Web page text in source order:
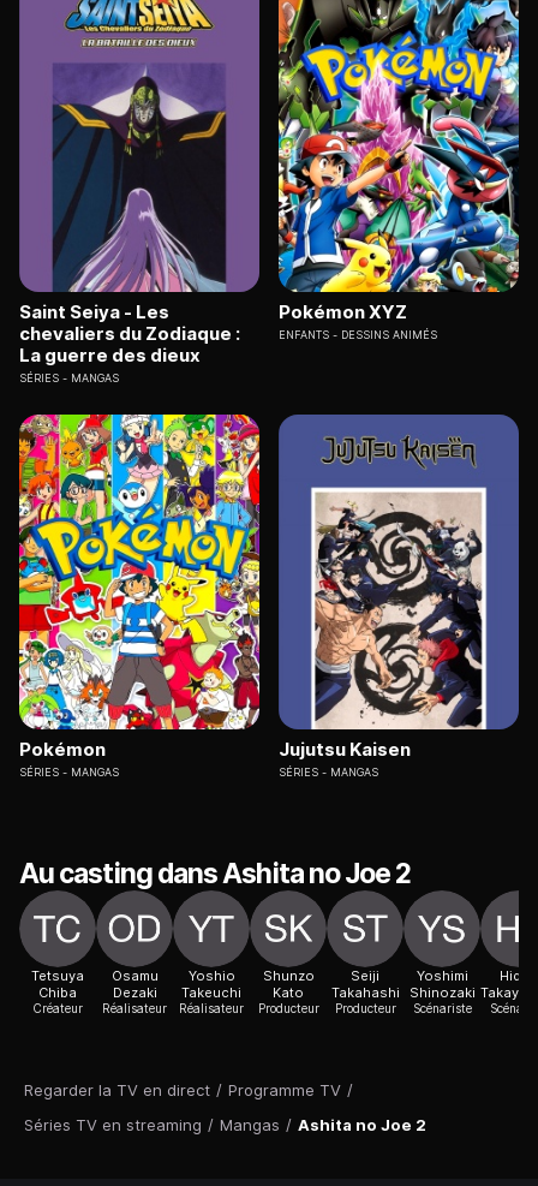
Regarder la TV en direct / Programme TV /
Séries TV en streaming / Mangas / Ashita no Joe 2
Saint Seiya - Les
chevaliers du Zodiaque :
La guerre des dieux
SÉRIES MANGAS
Pokémon XYZ
ENFANTS DESSINS ANIMÉS
Pokémon
SÉRIES MANGAS
Jujutsu Kaisen
SÉRIES MANGAS
Au casting dans Ashita no Joe 2
Tetsuya
Chiba
Créateur
Osamu
Dezaki
Réalisateur
Yoshio
Takeuchi
Réalisateur
Shunzo
Kato
Producteur
Seiji
Takahashi
Producteur
Yoshimi
Shinozaki
Scénariste
Hideo